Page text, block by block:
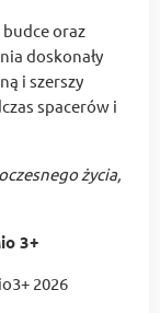
oraz
doskonały
i szerszy
spacerów i
życia,
3+